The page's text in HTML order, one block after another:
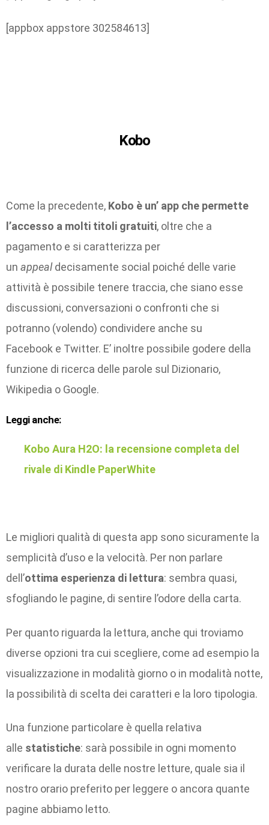
[appbox appstore 302584613]
Kobo
Come la precedente, Kobo è un’ app che permette
l’accesso a molti titoli gratuiti, oltre che a
pagamento e si caratterizza per
un appealdecisamente social poiché delle varie
attività è possibile tenere traccia, che siano esse
discussioni, conversazioni o confronti che si
potranno (volendo) condividere anche su
Facebook e Twitter. E’ inoltre possibile godere della
funzione di ricerca delle parole sul Dizionario,
Wikipedia o Google.
Leggi anche:
Kobo Aura H2O: la recensione completa del
rivale di Kindle PaperWhite
Le migliori qualità di questa app sono sicuramente la
semplicità d’uso e la velocità. Per non parlare
dell’ottima esperienza di lettura: sembra quasi,
sfogliando le pagine, di sentire l’odore della carta.
Per quanto riguarda la lettura, anche qui troviamo
diverse opzioni tra cui scegliere, come ad esempio la
visualizzazione in modalità giorno o in modalità notte,
la possibilità di scelta dei caratteri e la loro tipologia.
Una funzione particolare è quella relativa
alle statistiche: sarà possibile in ogni momento
verificare la durata delle nostre letture, quale sia il
nostro orario preferito per leggere o ancora quante
pagine abbiamo letto.